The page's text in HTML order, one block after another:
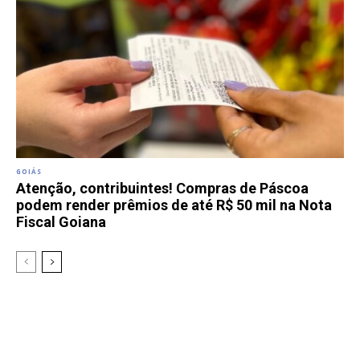
GOIÁS
Atenção, contribuintes! Compras de Páscoa
podem render prêmios de até R$ 50 mil na Nota
Fiscal Goiana